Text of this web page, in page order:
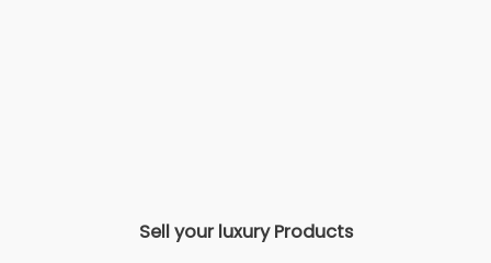
Sell your luxury Products